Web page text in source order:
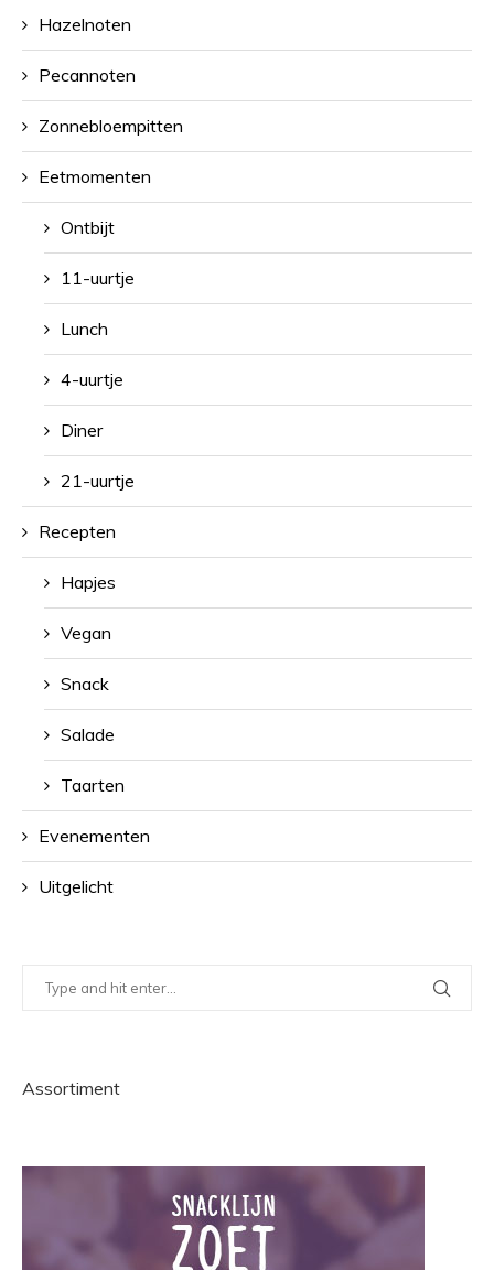
Hazelnoten
Pecannoten
Zonnebloempitten
Eetmomenten
Ontbijt
11-uurtje
Lunch
4-uurtje
Diner
21-uurtje
Recepten
Hapjes
Vegan
Snack
Salade
Taarten
Evenementen
Uitgelicht
Assortiment